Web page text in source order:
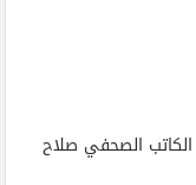
الصحفي صلاح